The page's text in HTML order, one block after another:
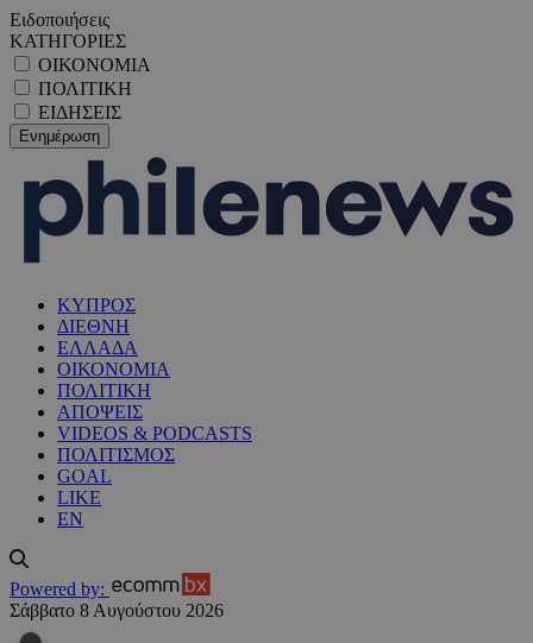
Ειδοποιήσεις
ΚΑΤΗΓΟΡΙΕΣ
ΟΙΚΟΝΟΜΙΑ
ΠΟΛΙΤΙΚΗ
ΕΙΔΗΣΕΙΣ
ΚΥΠΡΟΣ
ΔΙΕΘΝΗ
ΕΛΛΑΔΑ
ΟΙΚΟΝΟΜΙΑ
ΠΟΛΙΤΙΚΗ
ΑΠΟΨΕΙΣ
VIDEOS & PODCASTS
ΠΟΛΙΤΙΣΜΟΣ
GOAL
LIKE
EN
Powered by:
Σάββατο 8 Αυγούστου 2026